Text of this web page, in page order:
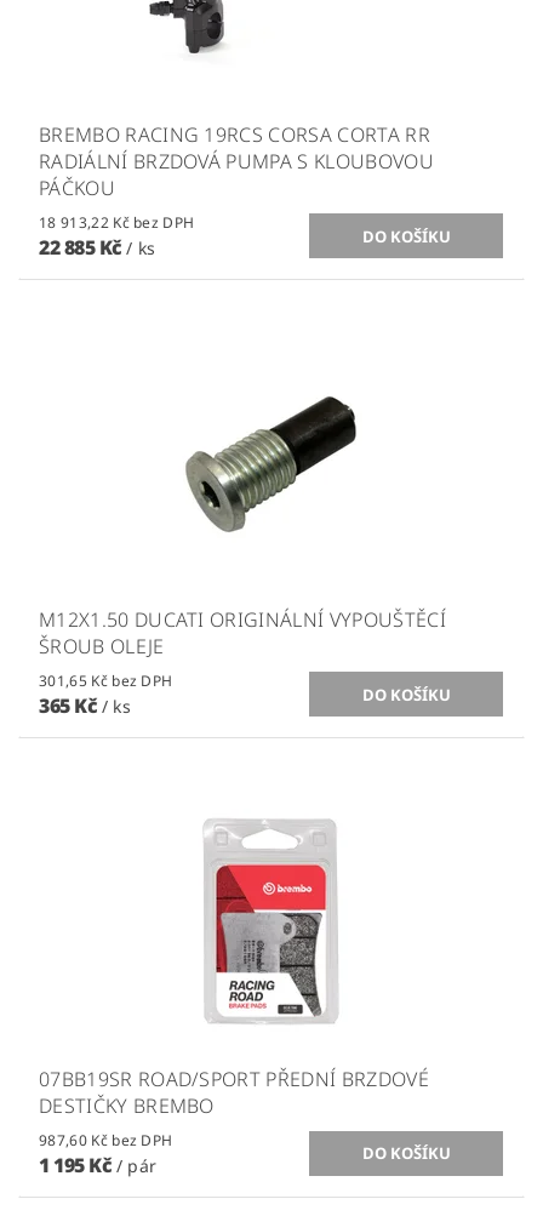
BREMBO RACING 19RCS CORSA CORTA RR
RADIÁLNÍ BRZDOVÁ PUMPA S KLOUBOVOU
PÁČKOU
18 913,22 Kč bez DPH
22 885 Kč/ ks
M12X1.50 DUCATI ORIGINÁLNÍ VYPOUŠTĚCÍ
ŠROUB OLEJE
301,65 Kč bez DPH
365 Kč / ks
07BB19SR ROAD/SPORT PŘEDNÍ BRZDOVÉ
DESTIČKY BREMBO
987,60 Kč bez DPH
1 195 Kč / pár